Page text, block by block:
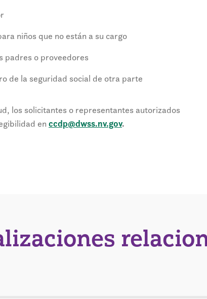
niños que no están a su cargo
padres o proveedores
de la seguridad social de otra parte
los solicitantes o representantes autorizados
en ccdp@dwss.nv.gov.